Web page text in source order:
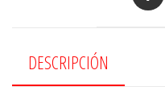
DESCRIPCIÓN